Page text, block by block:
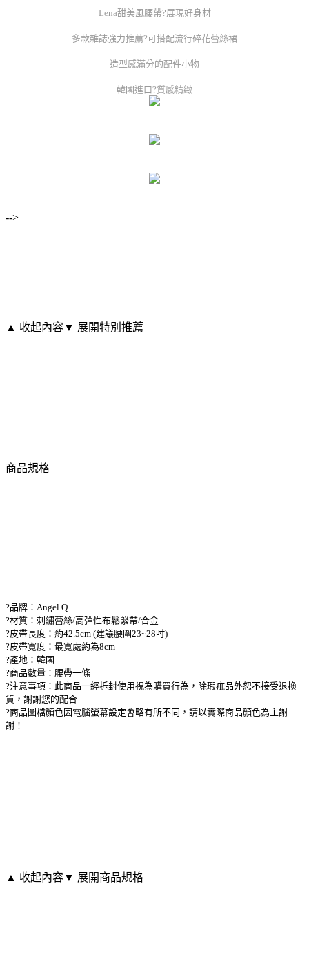
Lena甜美風腰帶?展現好身材
多款雜誌強力推薦?可搭配流行碎花蕾絲裙
造型感滿分的配件小物
韓國進口?質感精緻
-->
▲ 收起內容▼ 展開特別推薦
商品規格
?品牌：Angel Q
?材質：刺繡蕾絲/高彈性布鬆緊帶/合金
?皮帶長度：約42.5cm (建議腰圍23~28吋)
?皮帶寬度：最寬處約為8cm
?產地：韓國
?商品數量：腰帶一條
?注意事項：此商品一經拆封使用視為購買行為，除瑕疵品外恕不接受退換
貨，謝謝您的配合
?商品圖檔顏色因電腦螢幕設定會略有所不同，請以實際商品顏色為主謝
謝！
▲ 收起內容▼ 展開商品規格